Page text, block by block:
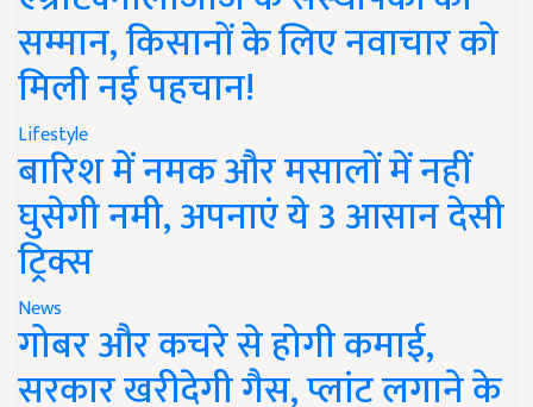
सम्मान, किसानों के लिए नवाचार को
मिली नई पहचान!
Lifestyle
बारिश में नमक और मसालों में नहीं
घुसेगी नमी, अपनाएं ये 3 आसान देसी
ट्रिक्स
News
गोबर और कचरे से होगी कमाई,
सरकार खरीदेगी गैस, प्लांट लगाने के